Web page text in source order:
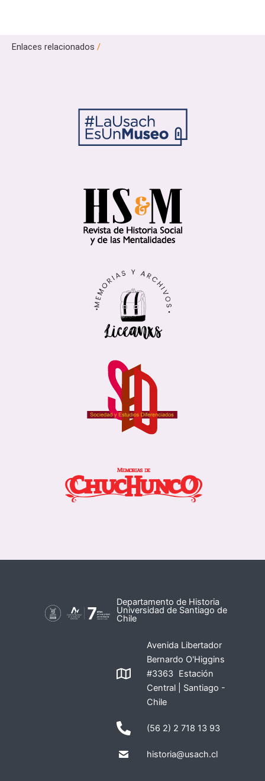
Enlaces relacionados /
Departamento de Historia
Universidad de Santiago de
Chile
Avenida Libertador
Bernardo O'Higgins
#3363 Estación
Central | Santiago -
Chile
(56 2) 2 718 13 93
historia@usach.cl